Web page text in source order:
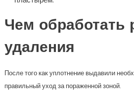
Чем обработать
удаления
После того как уплотнение выдавили
правильный уход за пораженной зоной.